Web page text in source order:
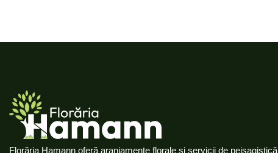
Florăria Hamann oferă aranjamente florale și servicii de peisagistică